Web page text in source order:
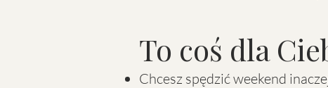
To coś dla
Chcesz spędzić weekend